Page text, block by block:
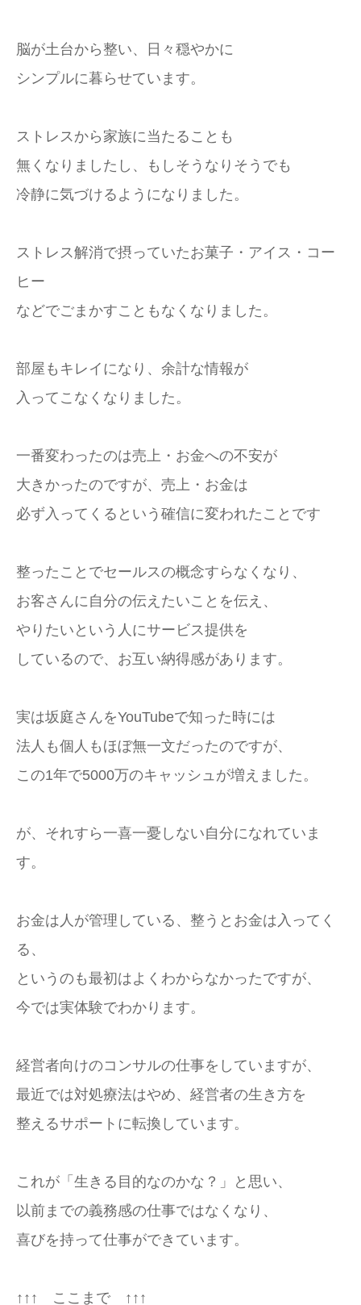
脳が土台から整い、日々穏やかに
シンプルに暮らせています。
ストレスから家族に当たることも
無くなりましたし、もしそうなりそうでも
冷静に気づけるようになりました。
ストレス解消で摂っていたお菓子・アイス・コー
ヒー
などでごまかすこともなくなりました。
部屋もキレイになり、余計な情報が
入ってこなくなりました。
一番変わったのは売上・お金への不安が
大きかったのですが、売上・お金は
必ず入ってくるという確信に変われたことです
整ったことでセールスの概念すらなくなり、
お客さんに自分の伝えたいことを伝え、
やりたいという人にサービス提供を
しているので、お互い納得感があります。
実は坂庭さんをYouTubeで知った時には
法人も個人もほぼ無一文だったのですが、
この1年で5000万のキャッシュが増えました。
が、それすら一喜一憂しない自分になれていま
す。
お金は人が管理している、整うとお金は入ってく
る、
というのも最初はよくわからなかったですが、
今では実体験でわかります。
経営者向けのコンサルの仕事をしていますが、
最近では対処療法はやめ、経営者の生き方を
整えるサポートに転換しています。
これが「生きる目的なのかな？」と思い、
以前までの義務感の仕事ではなくなり、
喜びを持って仕事ができています。
↑↑↑ ここまで ↑↑↑